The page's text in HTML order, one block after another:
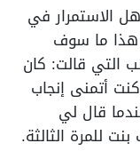
الاستمرار في
هذا ما سوف
التي قالت: كان
أتمنى إنجاب
قال لي
للمرة الثالثة.